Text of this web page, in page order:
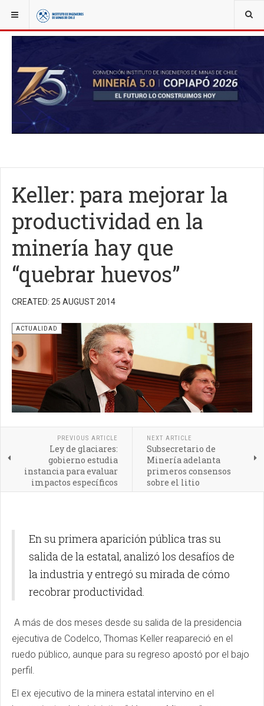
YOU ARE HERE: NOTICIAS
Keller: para mejorar la
productividad en la
minería hay que
“quebrar huevos”
CREATED: 25 AUGUST 2014
ACTUALIDAD
PREVIOUS ARTICLE
Ley de glaciares:
gobierno estudia
instancia para evaluar
impactos específicos
NEXT ARTICLE
Subsecretario de
Minería adelanta
primeros consensos
sobre el litio
En su primera aparición pública tras su
salida de la estatal, analizó los desafíos de
la industria y entregó su mirada de cómo
recobrar productividad.
A más de dos meses desde su salida de la presidencia
ejecutiva de Codelco, Thomas Keller reapareció en el
ruedo público, aunque para su regreso apostó por el bajo
perfil.
El ex ejecutivo de la minera estatal intervino en el